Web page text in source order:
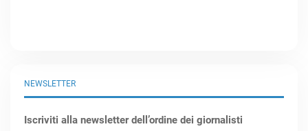
NEWSLETTER
Iscriviti alla newsletter dell’ordine dei giornalisti